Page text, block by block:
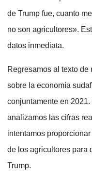
de Trump fue, cuanto
no son agricultores».
datos inmediata.
Regresamos al texto de
sobre la economía
conjuntamente en
analizamos las cifras
intentamos
de los agricultores para
Trump.